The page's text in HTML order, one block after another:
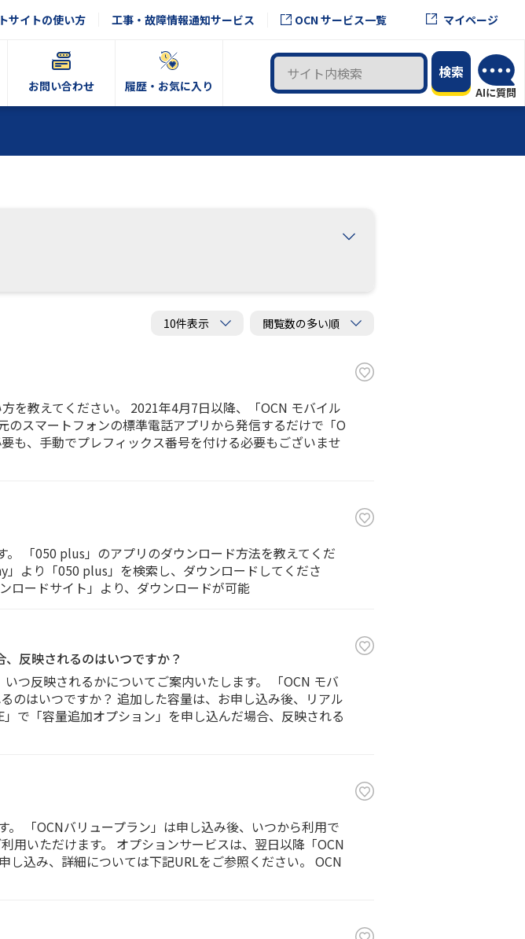
サイトの使い方 工事・故障情報通知サービス OCN サービス一覧 マイページ
お問い合わせ 履歴・お気に入り
を教えてください。 2021年4月7日以降、「OCN モバイル
スマートフォンの標準電話アプリから発信するだけで「O
も、手動でプレフィックス番号を付ける必要もございませ
「050 plus」のアプリのダウンロード方法を教えてくだ
より「050 plus」を検索し、ダウンロードしてくださ
ロードサイト」より、ダウンロードが可能
、反映されるのはいつですか？
つ反映されるかについてご案内いたします。 「OCN モバ
のはいつですか？ 追加した容量は、お申し込み後、リアル
で「容量追加オプション」を申し込んだ場合、反映される
。 「OCNバリュープラン」は申し込み後、いつから利用で
用いただけます。 オプションサービスは、翌日以降「OCN
込み、詳細については下記URLをご参照ください。 OCN